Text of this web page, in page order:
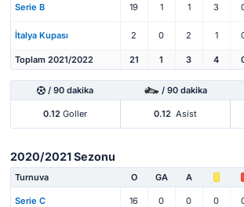
Serie B 19 1 1 3
İtalya Kupası 2 0 2 1
Toplam 2021/2022 21 1 3 4
/ 90 dakika / 90 dakika
0.12 Goller 0.12 Asist
2020/2021 Sezonu
Turnuva O GA A
Serie C 16 0 0 0